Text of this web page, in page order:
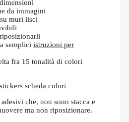
da immagini
muri lisci
semplici istruzioni per
fra 15 tonalità di colori
che, non sono stacca e
ma non riposizionare.